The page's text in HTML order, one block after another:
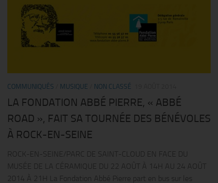
COMMUNIQUÉS MUSIQUE NON CLASSÉ
LA FONDATION ABBÉ PIERRE, « ABBÉ
ROAD », FAIT SA TOURNÉE DES BÉNÉVOLES
À ROCK-EN-SEINE
ROCK-EN-SEINE/PARC DE SAINT-CLOUD EN FACE DU
MUSÉE DE LA CÉRAMIQUE DU 22 AOÛT À 14H AU 24 AOÛT
2014 À 21H La Fondation Abbé Pierre part en bus sur les